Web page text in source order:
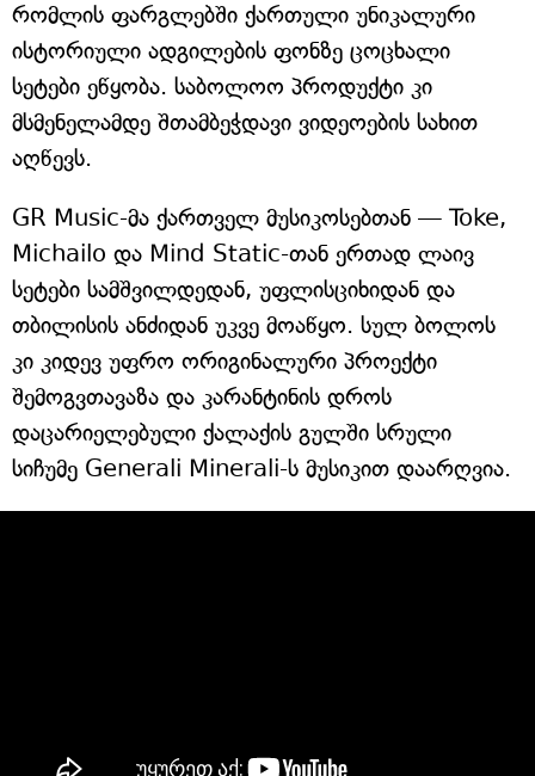
რომლის ფარგლებში ქართული უნიკალური
ისტორიული ადგილების ფონზე ცოცხალი
სეტები ეწყობა. საბოლოო პროდუქტი კი
მსმენელამდე შთამბეჭდავი ვიდეოების სახით
აღწევს.
GR Music-მა ქართველ მუსიკოსებთან — Toke,
Michailo და Mind Static-თან ერთად ლაივ
სეტები სამშვილდედან, უფლისციხიდან და
თბილისის ანძიდან უკვე მოაწყო. სულ ბოლოს
კი კიდევ უფრო ორიგინალური პროექტი
შემოგვთავაზა და კარანტინის დროს
დაცარიელებული ქალაქის გულში სრული
სიჩუმე Generali Minerali-ს მუსიკით დაარღვია.